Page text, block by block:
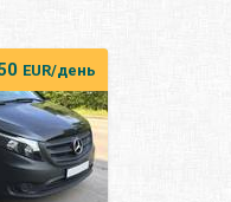
EUR/день